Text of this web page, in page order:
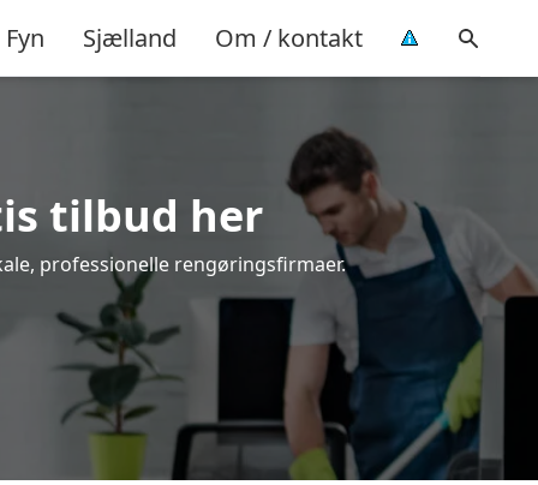
Fyn Sjælland Om / kontakt
tilbud her
professionelle rengøringsfirmaer.